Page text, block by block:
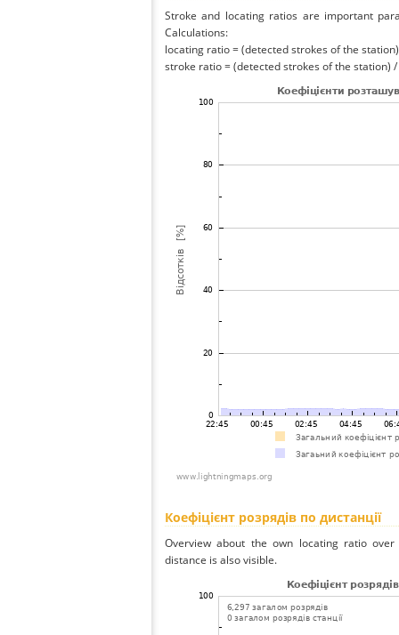
Stroke and locating ratios are important
Calculations:
locating ratio = (detected strokes of the
stroke ratio = (detected strokes of the station)
Коефіцієнт розрядів по дистанції
Overview about the own locating ratio
distance is also visible.